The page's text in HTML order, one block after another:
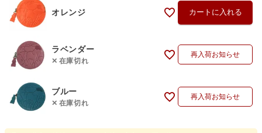
オレンジ カートに入れる
ラベンダー
在庫切れ
再入荷お知らせ
ブルー
在庫切れ
再入荷お知らせ